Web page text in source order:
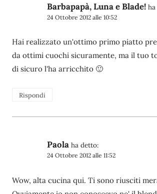
Barbapapà, Luna e Blade!
24 Ottobre 2012 alle 10:52
Hai realizzato un'ottimo primo piatto
da ottimi cuochi sicuramente, ma il tuo
di sicuro l'ha arricchito 🙂
Rispondi
Paola ha detto:
24 Ottobre 2012 alle 11:52
Wow, alta cucina qui. Ti sono riusciti